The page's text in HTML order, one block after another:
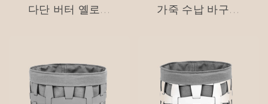
다단 버터 옐로우
가죽 수납 바구니